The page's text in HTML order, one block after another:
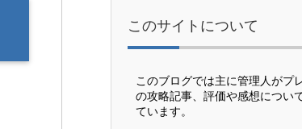
このサイトについて
このブログでは主に管理人がプ
の攻略記事、評価や感想につい
ています。